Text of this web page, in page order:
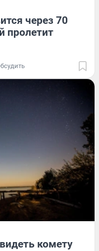
через 70
пролетит
комету